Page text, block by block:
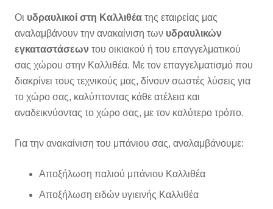
Οι υδραυλικοί στη Καλλιθέα της εταιρείας μας
αναλαμβάνουν την ανακαίνιση των υδραυλικών
εγκαταστάσεων του οικιακού ή του επαγγελματικού
σας χώρου στην Καλλιθέα. Με τον επαγγελματισμό που
διακρίνει τους τεχνικούς μας, δίνουν σωστές λύσεις για
το χώρο σας, καλύπτοντας κάθε ατέλεια και
αναδεικνύοντας το χώρο σας, με τον καλύτερο τρόπο.
Για την ανακαίνιση του μπάνιου σας, αναλαμβάνουμε:
Αποξήλωση παλιού μπάνιου Καλλιθέα
Αποξήλωση ειδών υγιεινής Καλλιθέα